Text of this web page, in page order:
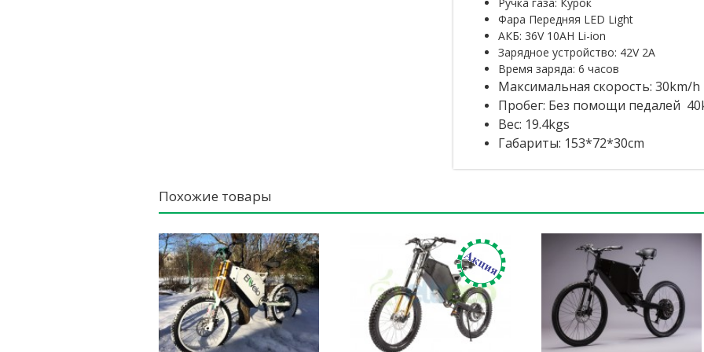
Фара Передняя LED Light
АКБ: 36V 10AH Li-ion
Зарядное устройство: 42V 2A
Время заряда: 6 часов
Максимальная скорость: 30km/h
Пробег: Без помощи педалей
Вес: 19.4kgs
Габариты: 153*72*30cm
Похожие товары